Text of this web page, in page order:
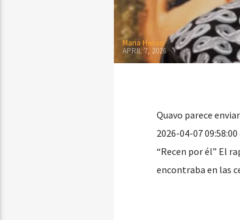
Maria Henao
APRIL 7, 2026
Quavo parece
2026-04-07
“Recen por él” El
encontraba en las